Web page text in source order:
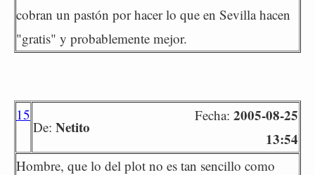
cobran un pastón por hacer lo que en Sevilla hacen
"gratis" y probablemente mejor.
15
De: Netito
Fecha: 2005-08-25
13:54
Hombre, que lo del plot no es tan sencillo como